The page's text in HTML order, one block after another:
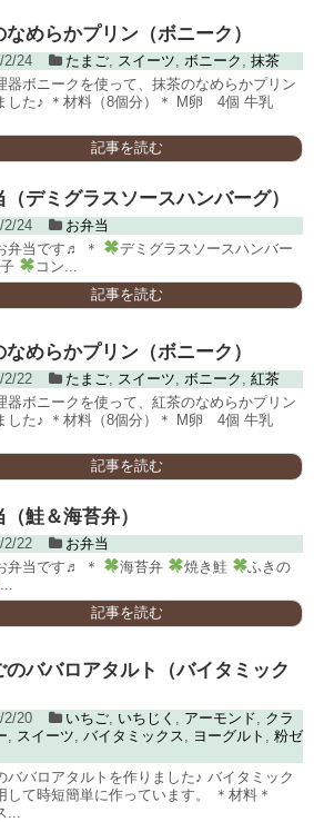
なめらかプリン（ボニーク）
2/24 たまご, スイーツ ボニーク
抹茶
器ボニークを使って、抹茶のなめらかプリン
した♪ ＊材料（8個分）＊ M卵 4個 牛乳
記事を読む
（デミグラスソースハンバーグ）
2/24
お弁当
弁当です♬ ＊
デミグラスソースハンバー
コン...
記事を読む
なめらかプリン（ボニーク）
2/22 たまご, スイーツ ボニーク
紅茶
器ボニークを使って、紅茶のなめらかプリン
した♪ ＊材料（8個分）＊ M卵 4個 牛乳
記事を読む
鮭＆海苔弁）
2/22
お弁当
弁当です♬ ＊
海苔弁 焼き鮭
ふきの
記事を読む
のババロアタルト（バイタミック
2/20 いちご, いちじく アーモンド
クラ
スイーツ バイタミックス ヨーグルト
粉ゼ
ババロアタルトを作りました♪ バイタミック
して時短簡単に作っています。 ＊材料＊
...